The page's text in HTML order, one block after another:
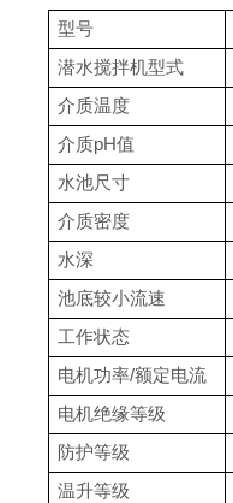
型号
潜水搅拌机型式
介质温度
介质pH值
水池尺寸
介质密度
水深
池底较小流速
工作状态
电机功率/额定电流
电机绝缘等级
防护等级
温升等级